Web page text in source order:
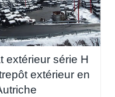
extérieur série H
extérieur en